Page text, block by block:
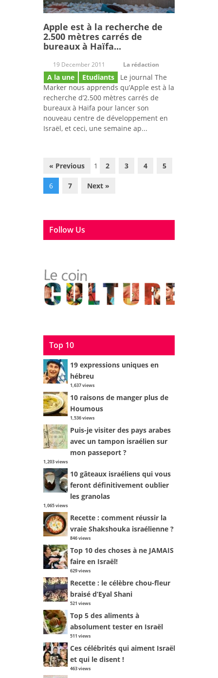
Apple est à la recherche de
2.500 mètres carrés de
bureaux à Haïfa...
19 December 2011 La rédaction
A la une Etudiants
Le journal The
Marker nous apprends qu’Apple est à la
recherche d’2.500 mètres carrés de
bureaux à Haïfa pour lancer son
nouveau centre de développement en
Israël, et ceci, une semaine ap...
« Previous 1 2 3 4 5
6 7 Next »
Follow Us
Top 10
19 expressions uniques en
hébreu
1,637 views
10 raisons de manger plus de
Houmous
1,536 views
Puis-je visiter des pays arabes
avec un tampon israélien sur
mon passeport ?
1,203 views
10 gâteaux israéliens qui vous
feront définitivement oublier
les granolas
1,065 views
Recette : comment réussir la
vraie Shakshouka israélienne ?
846 views
Top 10 des choses à ne JAMAIS
faire en Israël!
629 views
Recette : le célèbre chou-fleur
braisé d’Eyal Shani
521 views
Top 5 des aliments à
absolument tester en Israël
511 views
Ces célébrités qui aiment Israël
et qui le disent !
463 views